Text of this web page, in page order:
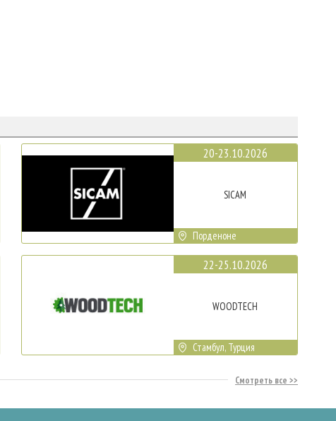
20-23.10.2026
SICAM
Порденоне
22-25.10.2026
WOODTECH
Стамбул, Турция
Смотреть все